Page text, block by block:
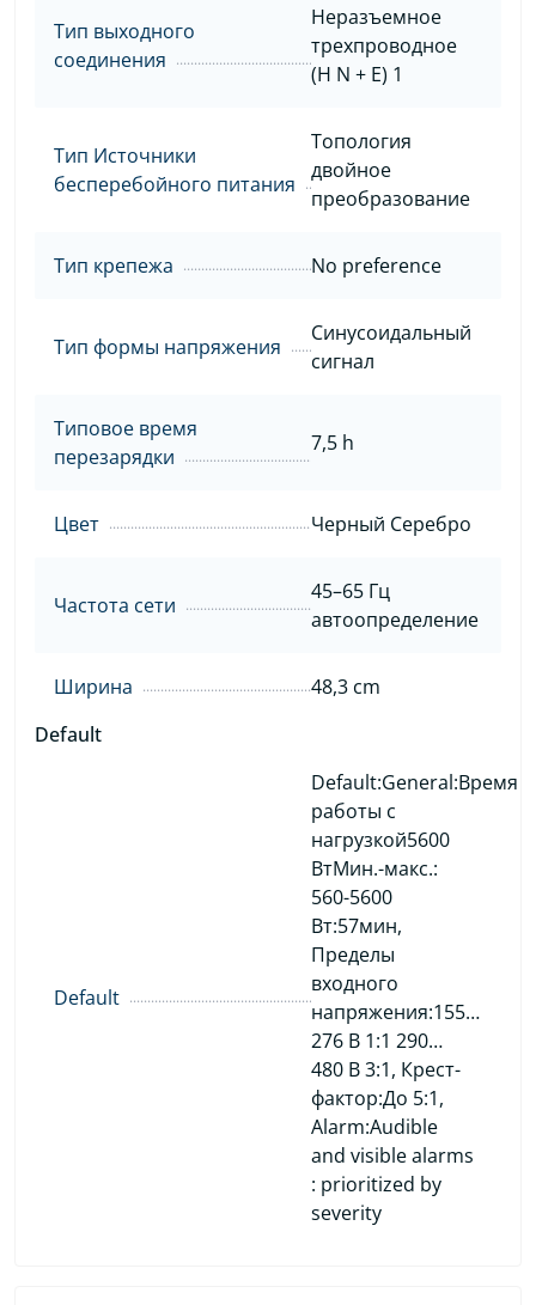
Тип выходного
соединения
Неразъемное
трехпроводное
(H N + E) 1
Тип Источники
бесперебойного питания
Топология
двойное
преобразование
Тип крепежа No preference
Тип формы напряжения
Синусоидальный
сигнал
Типовое время
перезарядки
7,5 h
Цвет Черный Cеребро
Частота сети
45–65 Гц
автоопределение
Ширина
48,3 cm
Default
Default
Default:General:Время
работы с
нагрузкой5600
ВтМин.-макс.:
560-5600
Вт:57мин,
Пределы
входного
напряжения:155…
276 В 1:1 290…
480 В 3:1, Крест-
фактор:До 5:1,
Alarm:Audible
and visible alarms
: prioritized by
severity